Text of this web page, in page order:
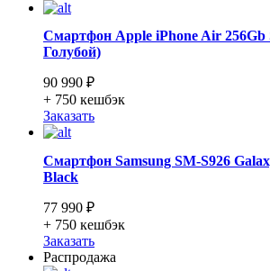
Смартфон Apple iPhone Air 256Gb
Голубой)
90 990 ₽
+ 750 кешбэк
Заказать
Смартфон Samsung SM-S926
Black
77 990 ₽
+ 750 кешбэк
Заказать
Распродажа